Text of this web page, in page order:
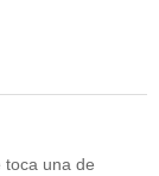
toca una de